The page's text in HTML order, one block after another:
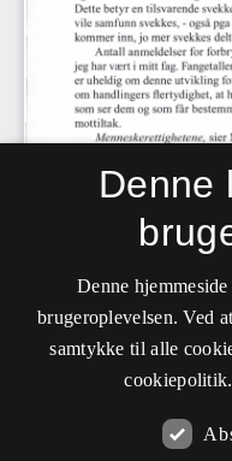
Denne
Denne
brugeroplevelsen. Ved
samtykke til alle
cookiepolitik.